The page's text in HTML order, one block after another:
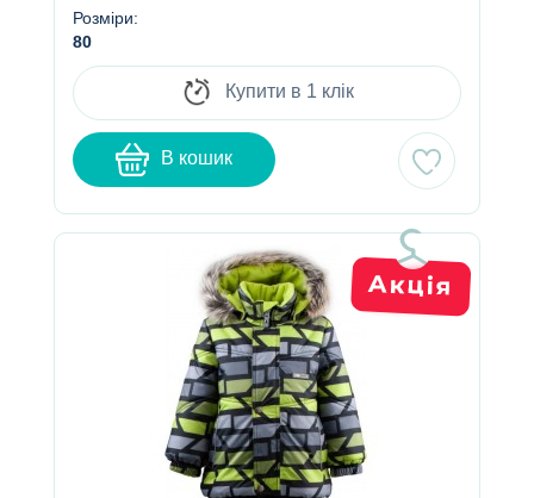
Розміри:
80
Купити в 1 клік
В кошик